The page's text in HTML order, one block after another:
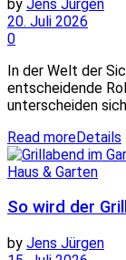
by Jens Jürgen
20. Juli 2026
0
In der Welt der
entscheidende
unterscheiden
Read moreDetails
Haus & Garten
So wird der
by Jens Jürgen